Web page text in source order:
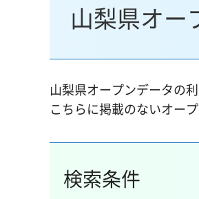
山梨県オー
山梨県オープンデータの
こちらに掲載のないオー
検索条件